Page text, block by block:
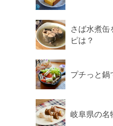
さば水煮缶
ピは？
プチっと鍋
岐阜県の名